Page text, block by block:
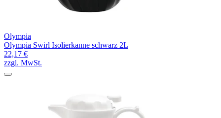
Olympia
Olympia Swirl Isolierkanne schwarz 2L
22,17 €
zzgl. MwSt.